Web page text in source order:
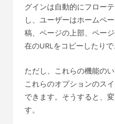
グインは自動的にフロー
し、ユーザーはホームペ
稿、ページの上部、ペー
在のURLをコピーしたりで
ただし、これらの機能の
これらのオプションのス
できます。そうすると、
す。